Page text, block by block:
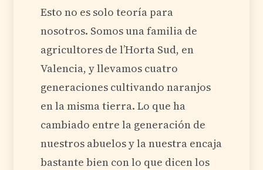
Esto no es solo teoría para
nosotros. Somos una familia de
agricultores de l’Horta Sud, en
Valencia, y llevamos cuatro
generaciones cultivando naranjos
en la misma tierra. Lo que ha
cambiado entre la generación de
nuestros abuelos y la nuestra encaja
bastante bien con lo que dicen los